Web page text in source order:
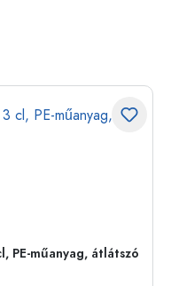
PE-műanyag, átlátszó